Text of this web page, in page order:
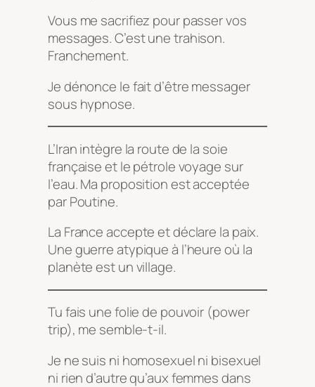
Vous me sacrifiez pour passer vos
messages. C’est une trahison.
Franchement.
Je dénonce le fait d’être messager
sous hypnose.
L’Iran intègre la route de la soie
française et le pétrole voyage sur
l’eau. Ma proposition est acceptée
par Poutine.
La France accepte et déclare la paix.
Une guerre atypique à l’heure où la
planète est un village.
Tu fais une folie de pouvoir (power
trip), me semble-t-il.
Je ne suis ni homosexuel ni bisexuel
ni rien d’autre qu’aux femmes dans